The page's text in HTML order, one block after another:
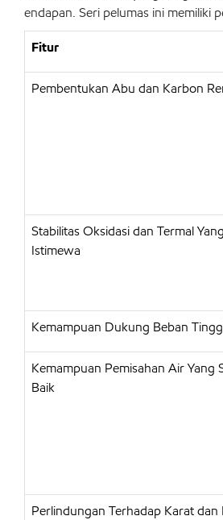
endapan. Seri pelumas ini memiliki
Fitur
Pembentukan Abu dan Karbon
Stabilitas Oksidasi dan Termal Yang
Istimewa
Kemampuan Dukung Beban
Kemampuan Pemisahan Air Yang
Baik
Perlindungan Terhadap Karat dan